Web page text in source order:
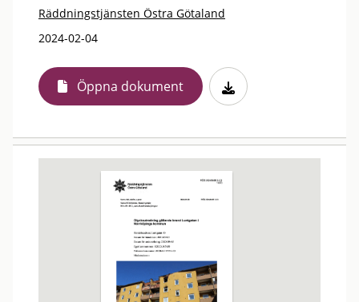
Räddningstjänsten Östra Götaland
2024-02-04
Öppna dokument